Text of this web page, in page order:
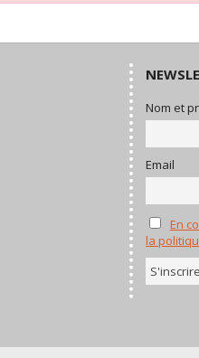
Nom et
Email
En
la